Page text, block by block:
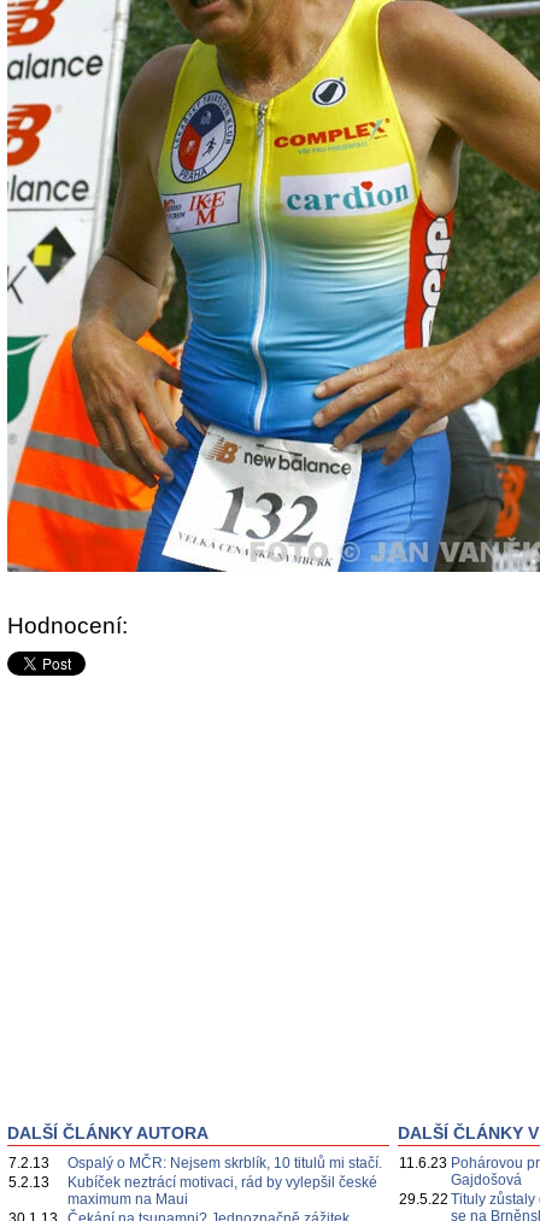
Hodnocení:
DALŠÍ ČLÁNKY AUTORA
7.2.13
Ospalý o MČR: Nejsem skrblík, 10 titulů mi stačí.
5.2.13
Kubíček neztrácí motivaci, rád by vylepšil české
maximum na Maui
DALŠÍ ČLÁNKY
11.6.23 Pohárovou
Gajdošová
29.5.22 Tituly zůstaly
se na